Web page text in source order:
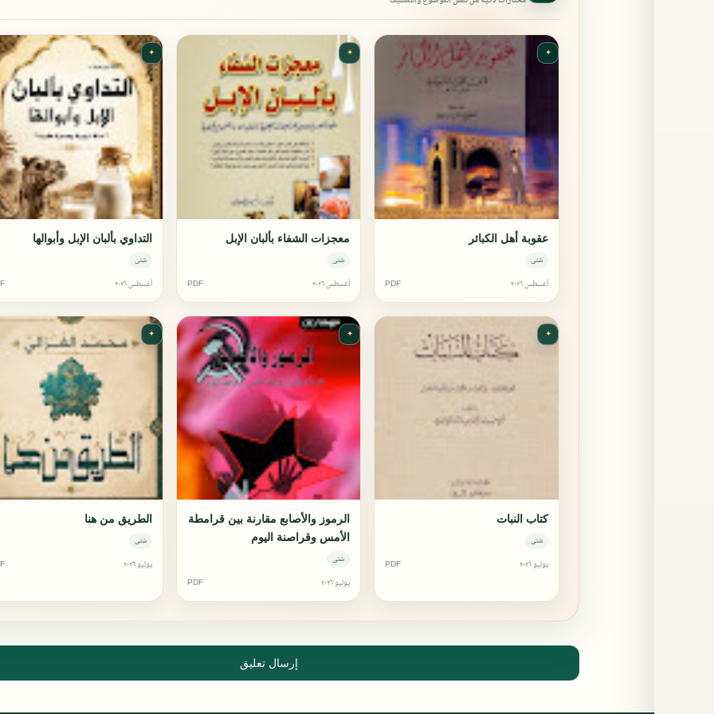
✦
عقوبة أهل الكبائر
شتى
أغسطس ٢٠٢٦ PDF
✦
معجزات الشفاء بألبان الإبل
شتى
أغسطس ٢٠٢٦ PDF
✦
التداوي بألبان الإبل وأبوالها
شتى
أغسطس ٢٠٢٦
✦
كتاب النبات
شتى
يوليو ٢٠٢٦ PDF
✦
الرموز والأصابع مقارنة بين قرامطة
الأمس وقراصنة اليوم
شتى
يوليو ٢٠٢٦ PDF
✦
الطريق من هنا
شتى
يوليو ٢٠٢٦
إرسال تعليق